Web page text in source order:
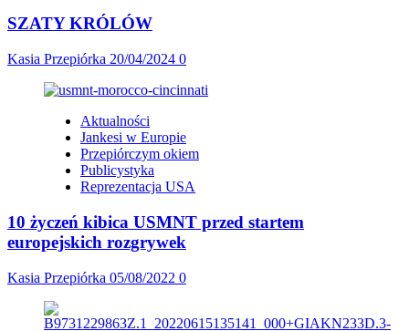
SZATY KRÓLÓW
Kasia Przepiórka 20/04/2024 0
Aktualności
Jankesi w Europie
Przepiórczym okiem
Publicystyka
Reprezentacja USA
10 życzeń kibica USMNT przed startem
europejskich rozgrywek
Kasia Przepiórka 05/08/2022 0